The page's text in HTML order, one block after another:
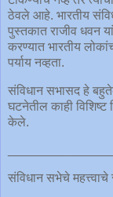
ठेवले आहे. भारतीय
पुस्तकात राजीव धवन
करण्यात भारतीय
पर्याय नव्हता.
संविधान सभासद हे
घटनेतील काही विशिष्ट
केले.
संविधान सभेचे